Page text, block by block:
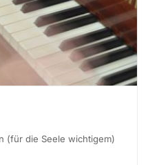
(für die Seele wichtigem)